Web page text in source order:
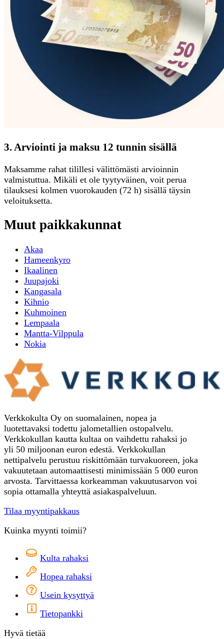
3. Arviointi ja maksu 12 tunnin sisällä
Maksamme rahat tilillesi välittömästi arvioinnin
valmistuttua. Mikäli et ole tyytyväinen, voit perua
tilauksesi kolmen vuorokauden (72 h) sisällä täysin
veloituksetta.
Muut paikkakunnat
Akaa
Hameenkyro
Ikaalinen
Juupajoki
Kangasala
Kihnio
Kuhmoinen
Lempaala
Mantta-Vilppula
Nokia
Verkkokulta Oy on suomalainen, nopea ja
luotettavaksi todettu jalometallien ostopalvelu.
Verkkokullan kautta kultaa on vaihdettu rahaksi jo
yli 50 miljoonan euron edestä. Verkkokullan
nettipalvelu perustuu riskittömään turvakuoreen, joka
vakuutetaan automaattisesti minimissään 5 000 euron
arvosta. Tarvittaessa korkeamman vakuutusarvon voi
sopia ottamalla yhteyttä asiakaspalveluun.
Tilaa myyntipakkaus
Kuinka myynti toimii?
Kulta rahaksi
Hopea rahaksi
Usein kysyttyä
Tietopankki
Hyvä tietää